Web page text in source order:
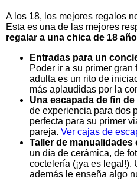
A los 18, los mejores regalos
Esta es una de las mejores
regalar a una chica de 18
Entradas para un
Poder ir a su primer
adulta es un rito de
más aplaudidas por la
Una escapada de fin de
de experiencia para dos
perfecta para su primer
pareja. Ver cajas de
Taller de manualidades
un día de cerámica, de
coctelería (¡ya es
además le enseña algo